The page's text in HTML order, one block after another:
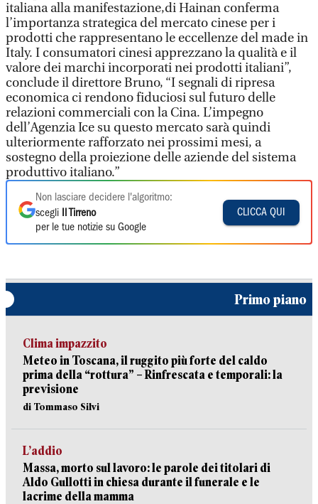
italiana alla manifestazione,di Hainan conferma
l’importanza strategica del mercato cinese per i
prodotti che rappresentano le eccellenze del made in
Italy. I consumatori cinesi apprezzano la qualità e il
valore dei marchi incorporati nei prodotti italiani”,
conclude il direttore Bruno, “I segnali di ripresa
economica ci rendono fiduciosi sul futuro delle
relazioni commerciali con la Cina. L’impegno
dell’Agenzia Ice su questo mercato sarà quindi
ulteriormente rafforzato nei prossimi mesi, a
sostegno della proiezione delle aziende del sistema
produttivo italiano.”
Non lasciare decidere l'algoritmo:
scegli
Il Tirreno
per le tue notizie su Google
CLICCA QUI
Primo piano
Clima impazzito
Meteo in Toscana, il ruggito più forte del caldo
prima della “rottura” – Rinfrescata e temporali: la
previsione
di Tommaso Silvi
L’addio
Massa, morto sul lavoro: le parole dei titolari di
Aldo Gullotti in chiesa durante il funerale e le
lacrime della mamma